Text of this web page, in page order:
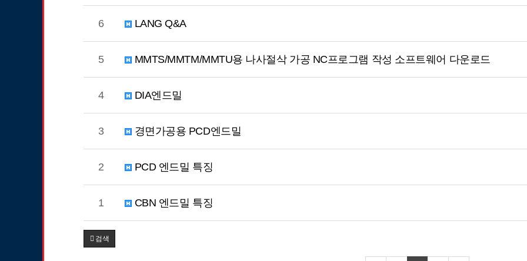
6 LANG Q&A
5 MMTS/MMTM/MMTU용 나사절삭 가공 NC프로그램 작성 소프트웨어 다운로드
4 DIA엔드밀
3 경면가공용 PCD엔드밀
2 PCD 엔드밀 특징
1 CBN 엔드밀 특징
검색